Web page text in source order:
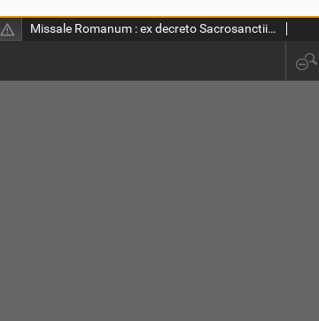
Missale Romanum : ex decreto Sacrosanctii Concilij Tridentini restitutum Pij. V. Pont. Max. iussu editum